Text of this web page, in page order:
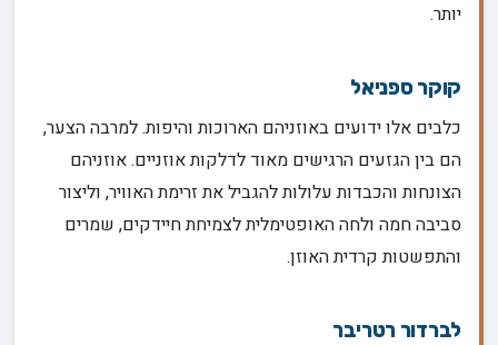
יותר.
קוקר ספניאל
כלבים אלו ידועים באוזניהם הארוכות והיפות. למרבה הצער,
הם בין הגזעים הרגישים מאוד לדלקות אוזניים. אוזניהם
הצונחות והכבדות עלולות להגביל את זרימת האוויר, וליצור
סביבה חמה ולחה האופטימלית לצמיחת חיידקים, שמרים
והתפשטות קרדית האוזן.
לברדור רטריבר